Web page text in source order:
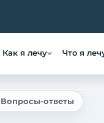
Как я лечу Что я
Вопросы-ответы